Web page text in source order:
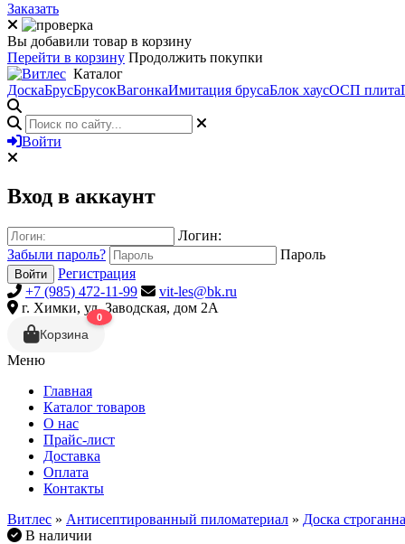
Заказать
Вы добавили товар в корзину
Перейти в корзину Продолжить покупки
Каталог
ДоскаБрусБрусокВагонкаИмитация брусаБлок хаусОСП плита
Войти
Вход в аккаунт
Логин:
Забыли пароль?
Пароль
Войти
Регистрация
+7 (985) 472-11-99
vit-les@bk.ru
г. Химки, ул. Заводская, дом 2А
Корзина
0
Меню
Главная
Каталог товаров
О нас
Прайс-лист
Доставка
Оплата
Контакты
Витлес » Антисептированный пиломатериал » Доска
В наличии